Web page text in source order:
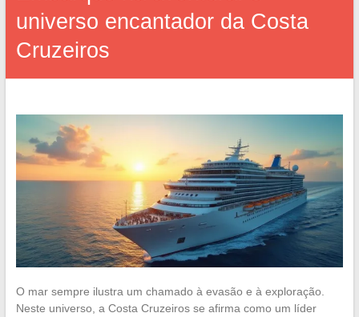
universo encantador da Costa
Cruzeiros
O mar sempre ilustra um chamado à evasão e à exploração.
Neste universo, a Costa Cruzeiros se afirma como um líder